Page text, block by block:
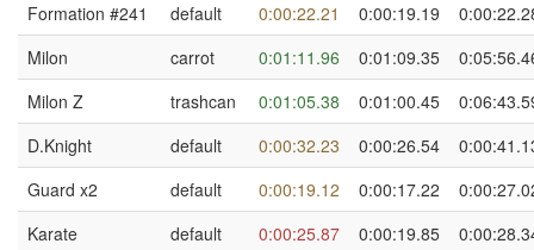
Formation #241 default 0:00:22.21 0:00:19.19
Milon
carrot 0:01:11.96 0:01:09.35
Milon Z
trashcan 0:01:05.38 0:01:00.45
D.Knight
default 0:00:32.23 0:00:26.54
Guard x2
default 0:00:19.12 0:00:17.22
Karate
default 0:00:25.87 0:00:19.85